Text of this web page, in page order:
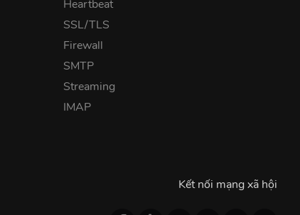
Heartbeat
SSL/TLS
Firewall
SMTP
Streaming
IMAP
Kết nối mạng xã hội